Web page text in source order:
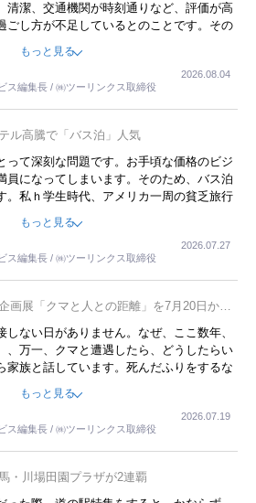
清潔、交通機関が時刻通りなど、評価が高
ごし方が不足しているとのことです。その
のようなイベントが行われれば、日本人に
しみが増えるでしょうね。
もっと見る
ス編集長 / ㈱ツーリンクス取締役
2026.08.04
ル高騰で「バス泊」人気
って深刻な問題です。お手頃な価格のビジ
員になってしまいます。そのため、バス泊
。私ｈ学生時代、アメリカ一周の貧乏旅行
ハウンドバスでした。夕方から夜の便を利
いました。ただし、若いからできたことで
都に行った、青森に行ったと聞くと、疲れ
しまいます。
もっと見る
ス編集長 / ㈱ツーリンクス取締役
2026.07.27
画展「クマと人との距離」を7月20日から
ない日がありません。なぜ、ここ数年、
、万一、クマと遭遇したら、どうしたらい
家族と話しています。死んだふりをするな
ません。そんな中で、この企画展はタイム
もっと見る
ス編集長 / ㈱ツーリンクス取締役
2026.07.19
・川場田園プラザが2連覇